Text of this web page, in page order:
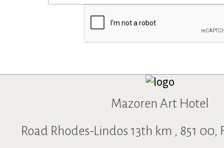
μπαλκόνι εξαιρετική. Το προσωπικό
εξαιρετική
Mazoren Art Hotel
Road Rhodes-Lindos 13th km , 851 00,